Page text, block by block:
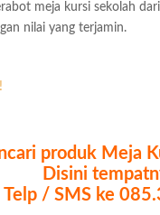
meja kursi sekolah
nilai yang terjamin.
produk Meja
Disini
/ SMS ke